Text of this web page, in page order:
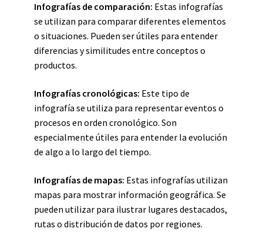
Infografías de comparación: Estas infografías
se utilizan para comparar diferentes elementos
o situaciones. Pueden ser útiles para entender
diferencias y similitudes entre conceptos o
productos.
Infografías cronológicas: Este tipo de
infografía se utiliza para representar eventos o
procesos en orden cronológico. Son
especialmente útiles para entender la evolución
de algo a lo largo del tiempo.
Infografías de mapas: Estas infografías utilizan
mapas para mostrar información geográfica. Se
pueden utilizar para ilustrar lugares destacados,
rutas o distribución de datos por regiones.